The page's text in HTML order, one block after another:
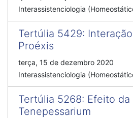
Interassistenciologia
Tertúlia 5429:
Proéxis
terça, 15 de dezembro 2020
Interassistenciologia
Tertúlia 5268: Efeito
Tenepessarium